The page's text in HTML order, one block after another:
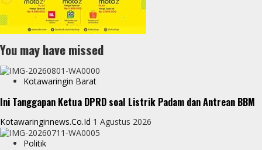
You may have missed
Kotawaringin Barat
Ini Tanggapan Ketua DPRD soal Listrik Padam dan Antrean BBM
Kotawaringinnews.co.id 1 Agustus 2026
Politik